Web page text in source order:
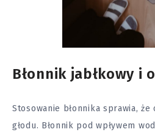
Błonnik jabłkowy i
Stosowanie błonnika sprawia,
głodu. Błonnik pod wpływem